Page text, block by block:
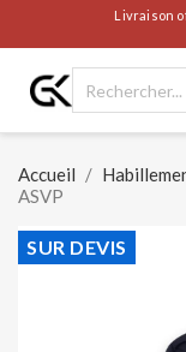
Livraison
Accueil
ASVP
SUR DEVIS